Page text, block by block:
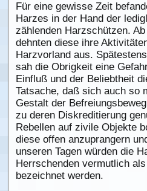
Für eine gewisse Zeit
Harzes in der Hand der
zählenden Harzschützen.
dehnten diese ihre
Harzvorland aus.
sah die Obrigkeit eine
Einfluß und der Beliebtheit
Tatsache, daß sich auch so
Gestalt der
zu deren Diskreditierung
Rebellen auf zivile Objekte
diese offen anzuprangern
unseren Tagen würden die
Herrschenden vermutlich
bezeichnet werden.